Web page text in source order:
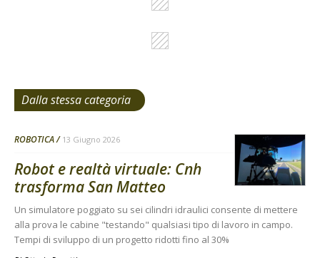
Dalla stessa categoria
ROBOTICA 13 Giugno 2026
Robot e realtà virtuale: Cnh
trasforma San Matteo
Un simulatore poggiato su sei cilindri idraulici consente di mettere
alla prova le cabine "testando" qualsiasi tipo di lavoro in campo.
Tempi di sviluppo di un progetto ridotti fino al 30%